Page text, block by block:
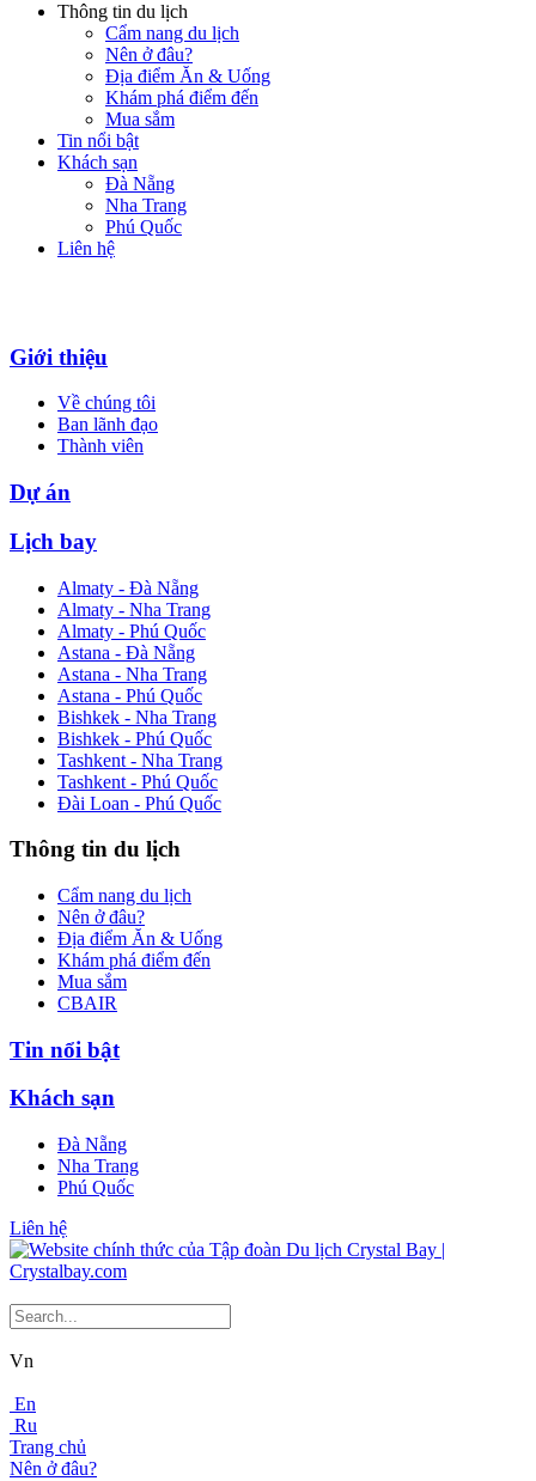
Thông tin du lịch
Cẩm nang du lịch
Nên ở đâu?
Địa điểm Ăn & Uống
Khám phá điểm đến
Mua sắm
Tin nổi bật
Khách sạn
Đà Nẵng
Nha Trang
Phú Quốc
Liên hệ
Giới thiệu
Về chúng tôi
Ban lãnh đạo
Thành viên
Dự án
Lịch bay
Almaty - Đà Nẵng
Almaty - Nha Trang
Almaty - Phú Quốc
Astana - Đà Nẵng
Astana - Nha Trang
Astana - Phú Quốc
Bishkek - Nha Trang
Bishkek - Phú Quốc
Tashkent - Nha Trang
Tashkent - Phú Quốc
Đài Loan - Phú Quốc
Thông tin du lịch
Cẩm nang du lịch
Nên ở đâu?
Địa điểm Ăn & Uống
Khám phá điểm đến
Mua sắm
CBAIR
Tin nổi bật
Khách sạn
Đà Nẵng
Nha Trang
Phú Quốc
Liên hệ
Vn
En
Ru
Trang chủ
Nên ở đâu?